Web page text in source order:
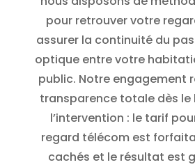
pour retrouver votre
assurer la continuité du
optique entre votre
public. Notre engagement
transparence totale dès le
l’intervention : le tarif
regard télécom est
cachés et le résultat est